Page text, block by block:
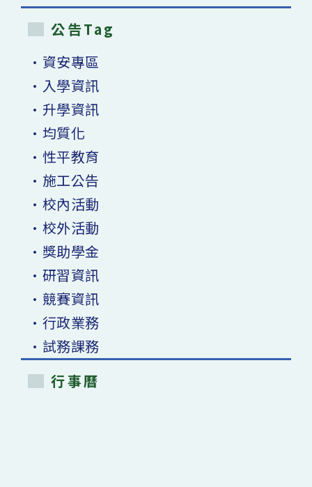
公告Tag
•資安專區
•入學資訊
•升學資訊
•均質化
•性平教育
•施工公告
•校內活動
•校外活動
•獎助學金
•研習資訊
•競賽資訊
•行政業務
•試務課務
行事曆